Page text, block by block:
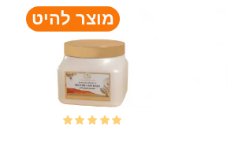
מוצר להיט